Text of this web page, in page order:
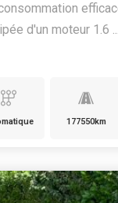
d'un moteur 1.6 ...
177550km